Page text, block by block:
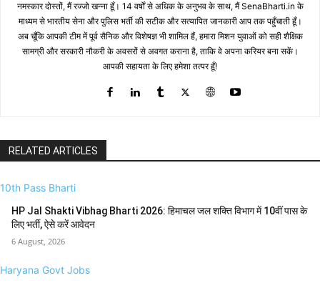
नमस्कार दोस्तों, मैं रज्जो खन्ना हूँ। 14 वर्षों से अधिक के अनुभव के साथ, मैं SenaBharti.in के
माध्यम से भारतीय सेना और पुलिस भर्ती की सटीक और सत्यापित जानकारी आप तक पहुँचाती हूँ।
अब चूँकि आपकी टीम में पूर्व सैनिक और विशेषज्ञ भी शामिल हैं, हमारा मिशन युवाओं को सही शैक्षिक
सामग्री और सरकारी नौकरी के अवसरों से अवगत कराना है, ताकि वे अपना करियर बना सकें।
आपकी सहायता के लिए हमेशा तत्पर हूँ!
RELATED ARTICLES
10th Pass Bharti
HP Jal Shakti Vibhag Bharti 2026: हिमाचल जल शक्ति विभाग में 10वीं पास के
लिए भर्ती, ऐसे करें आवेदन
6 August, 2026
Haryana Govt Jobs